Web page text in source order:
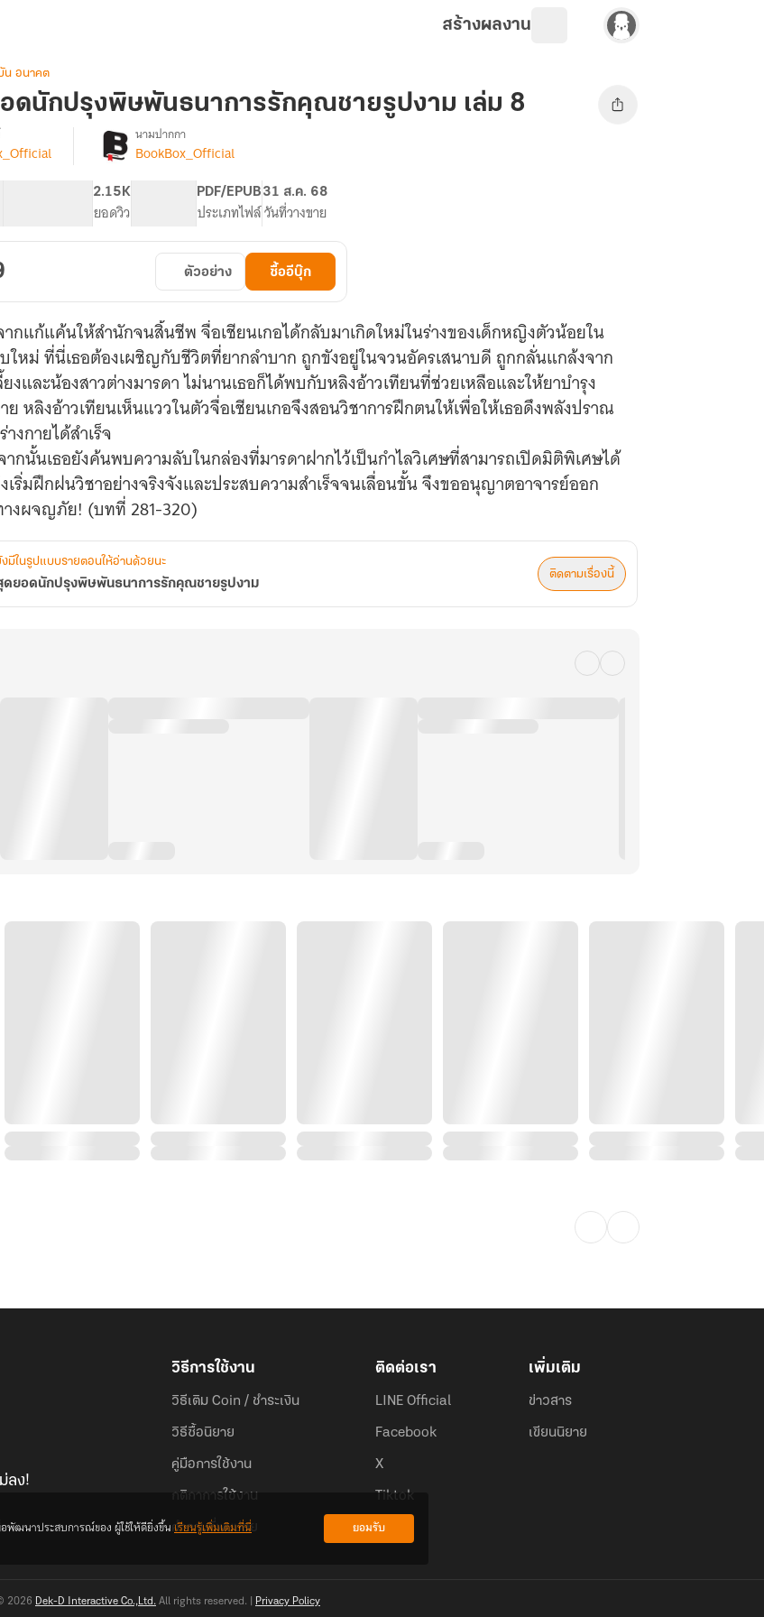
สร้างผลงาน
น อนาคต
ดนักปรุงพิษพันธนาการรักคุณชายรูปงาม เล่ม 8
นามปากกา
BookBox_Official
2.15K
ยอดวิว
PDF/EPUB
ประเภทไฟล์
31 ส.ค. 68
วันที่วางขาย
ตัวอย่าง ซื้ออีบุ๊ก
ห้สำนักจนสิ้นชีพ จื่อเชียนเกอได้กลับมาเกิดใหม่ในร่างของเด็กหญิงตัวน้อยใน
ใหม่ ที่นี่เธอต้องเผชิญกับชีวิตที่ยากลำบาก ถูกขังอยู่ในจวนอัครเสนาบดี ถูกกลั่นแกล้งจาก
งและน้องสาวต่างมารดา ไม่นานเธอก็ได้พบกับหลิงอ้าวเทียนที่ช่วยเหลือและให้ยาบำรุง
ย หลิงอ้าวเทียนเห็นแววในตัวจื่อเชียนเกอจึงสอนวิชาการฝึกตนให้เพื่อให้เธอดึงพลังปราณ
างกายได้สำเร็จ
กนั้นเธอยังค้นพบความลับในกล่องที่มารดาฝากไว้เป็นกำไลวิเศษที่สามารถเปิดมิติพิเศษได้
เริ่มฝึกฝนวิชาอย่างจริงจังและประสบความสำเร็จจนเลื่อนขั้น จึงขออนุญาตอาจารย์ออก
างผจญภัย! (บทที่ 281-320)
งมีในรูปแบบรายตอนให้อ่านด้วยนะ
ดยอดนักปรุงพิษพันธนาการรักคุณชายรูปงาม
ติดตามเรื่องนี้
ลง!
วิธีการใช้งาน
วิธีเติม Coin / ชำระเงิน
วิธีซื้อนิยาย
คู่มือการใช้งาน
กติกาการใช้งาน
คำถามที่พบบ่อย
ติดต่อเรา
LINE Official
Facebook
X
Tiktok
เพิ่มเติม
ข่าวสาร
เขียนนิยาย
2026 Dek-D Interactive Co.,Ltd. All rights reserved. | Privacy Policy
พัฒนาประสบการณ์ของ ผู้ใช้ให้ดียิ่งขึ้นเรียนรู้เพิ่มเติมที่นี่ ยอมรับ